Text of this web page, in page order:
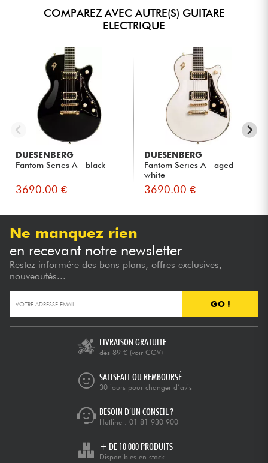
COMPAREZ AVEC AUTRE(S) GUITARE
ELECTRIQUE
DUESENBERG
Fantom Series A - black
3690.00 €
DUESENBERG
Fantom Series A - aged
white
3690.00 €
Ne manquez rien
en recevant notre newsletter
Restez informé·e des bons plans, offres exclusives,
nouveautés...
GO !
LIVRAISON GRATUITE
dès 89 € (voir CGV)
SATISFAIT OU REMBOURSÉ
30 jours pour changer d’avis
BESOIN D’UN CONSEIL ?
Hotline : 01 81 930 900
+ DE 10 000 PRODUITS
Disponibles en stock